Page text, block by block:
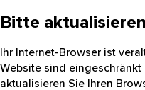
Bitte
Ihr Internet-Browser ist
Website sind
aktualisieren Sie Ihren